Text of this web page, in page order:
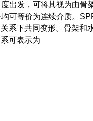
出发，可将其视为由骨
可等价为连续介质。
系下共同变形。骨架和
可表示为